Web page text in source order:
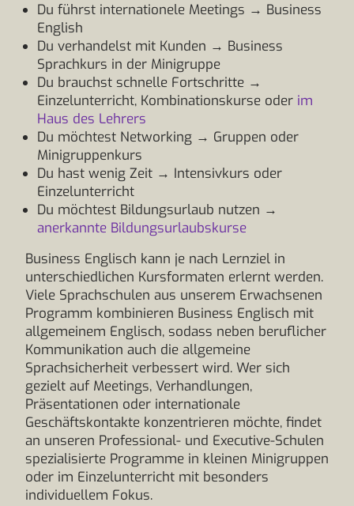
Du führst internationele Meetings → Business
English
Du verhandelst mit Kunden → Business
Sprachkurs in der Minigruppe
Du brauchst schnelle Fortschritte →
Einzelunterricht, Kombinationskurse oder im
Haus des Lehrers
Du möchtest Networking → Gruppen oder
Minigruppenkurs
Du hast wenig Zeit → Intensivkurs oder
Einzelunterricht
Du möchtest Bildungsurlaub nutzen →
anerkannte Bildungsurlaubskurse
Business Englisch kann je nach Lernziel in
unterschiedlichen Kursformaten erlernt werden.
Viele Sprachschulen aus unserem Erwachsenen
Programm kombinieren Business Englisch mit
allgemeinem Englisch, sodass neben beruflicher
Kommunikation auch die allgemeine
Sprachsicherheit verbessert wird. Wer sich
gezielt auf Meetings, Verhandlungen,
Präsentationen oder internationale
Geschäftskontakte konzentrieren möchte, findet
an unseren Professional- und Executive-Schulen
spezialisierte Programme in kleinen Minigruppen
oder im Einzelunterricht mit besonders
individuellem Fokus.